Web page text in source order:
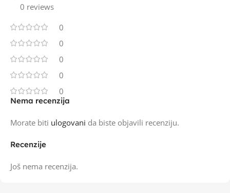
0 reviews
0
0
0
0
0
Recenzije
Još nema recenzija.
Nema recenzija
Morate biti ulogovani da biste objavili recenziju.